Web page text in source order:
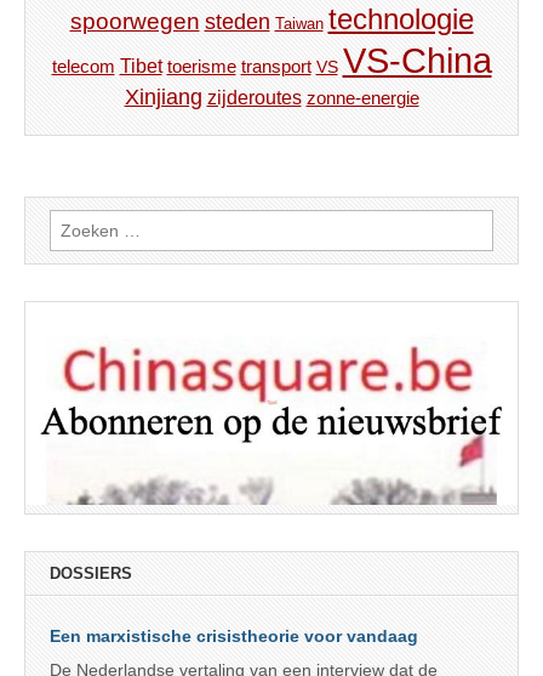
spoorwegen steden Taiwan technologie
telecom Tibet toerisme transport VS VS-China
Xinjiang zijderoutes zonne-energie
Zoeken
naar:
DOSSIERS
Een marxistische crisistheorie voor vandaag
De Nederlandse vertaling van een interview dat de